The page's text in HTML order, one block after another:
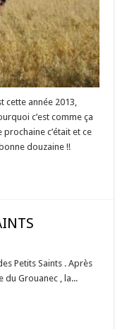
cette année 2013,
c’est comme ça
prochaine c’était et ce
douzaine !!
Petits Saints . Après
du Grouanec , la...